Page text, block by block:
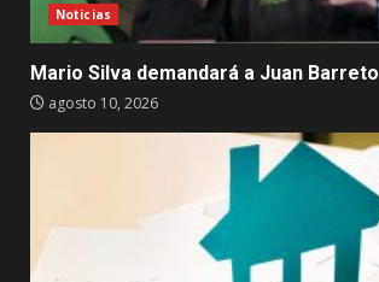
Noticias
Mario Silva demandará a Juan Barreto
agosto 10, 2026